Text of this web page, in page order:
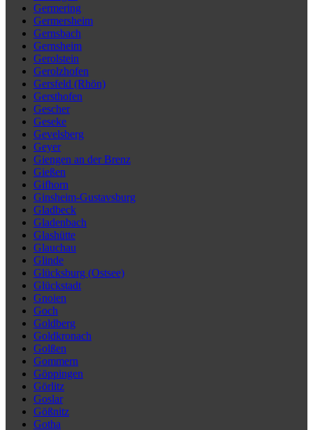
Germering
Germersheim
Gernsbach
Gernsheim
Gerolstein
Gerolzhofen
Gersfeld (Rhön)
Gersthofen
Gescher
Geseke
Gevelsberg
Geyer
Giengen an der Brenz
Gießen
Gifhorn
Ginsheim-Gustavsburg
Gladbeck
Gladenbach
Glashütte
Glauchau
Glinde
Glücksburg (Ostsee)
Glückstadt
Gnoien
Goch
Goldberg
Goldkronach
Golßen
Gommern
Göppingen
Görlitz
Goslar
Gößnitz
Gotha